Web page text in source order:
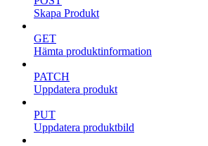
Skapa Produkt
GET
Hämta produktinformation
PATCH
Uppdatera produkt
PUT
Uppdatera produktbild